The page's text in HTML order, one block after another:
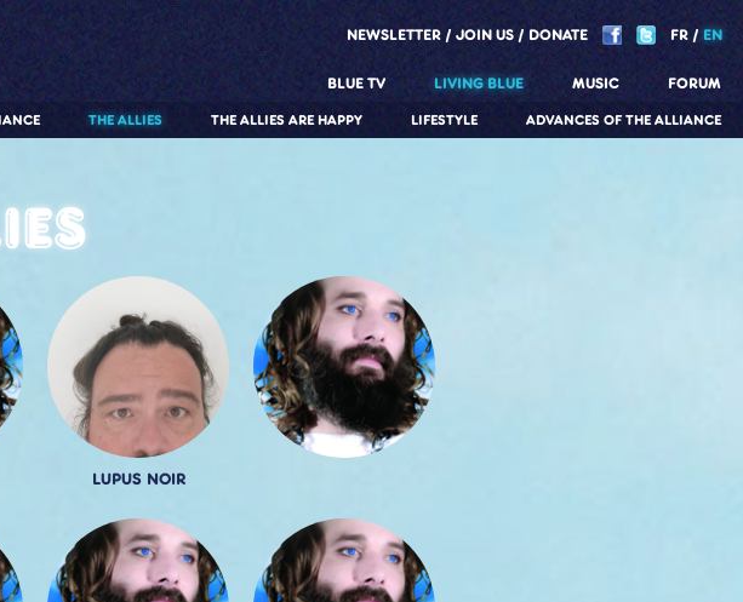
NEWSLETTER JOIN US DONATE FR EN
BLUE TV LIVING BLUE
ADVANCES OF THE ALLIANCE
LIFESTYLE
THE ALLIES ARE HAPPY
THE ALLIES
MUSIC FORUM
LUPUS NOIR